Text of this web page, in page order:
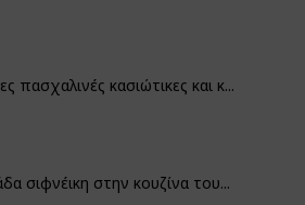
πασχαλινές κασιώτικες και κ...
σιφνέικη στην κουζίνα του...